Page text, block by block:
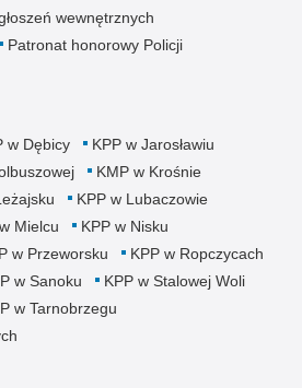
wewnętrznych
Patronat honorowy Policji
w Dębicy
KPP w Jarosławiu
KMP w Krośnie
KPP w Lubaczowie
Mielcu
KPP w Nisku
w Przeworsku
KPP w Ropczycach
w Sanoku
KPP w Stalowej Woli
w Tarnobrzegu